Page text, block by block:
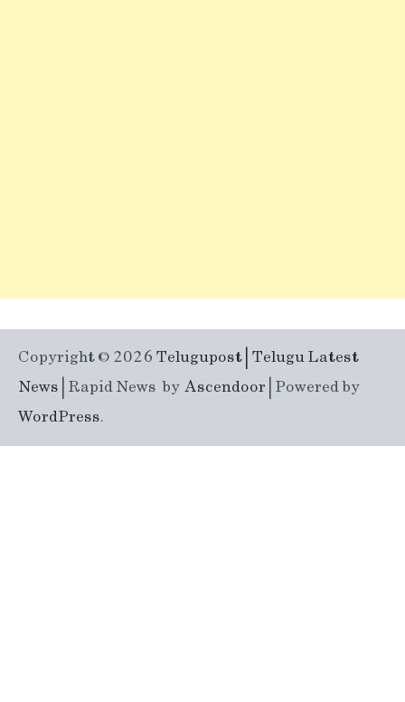
Copyright © 2026 Telugupost | Telugu Latest
News | Rapid News byAscendoor | Powered by
WordPress.